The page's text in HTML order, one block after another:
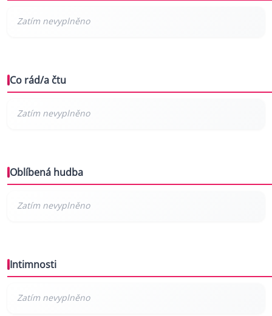
Co rád/a čtu
Oblíbená hudba
Intimnosti